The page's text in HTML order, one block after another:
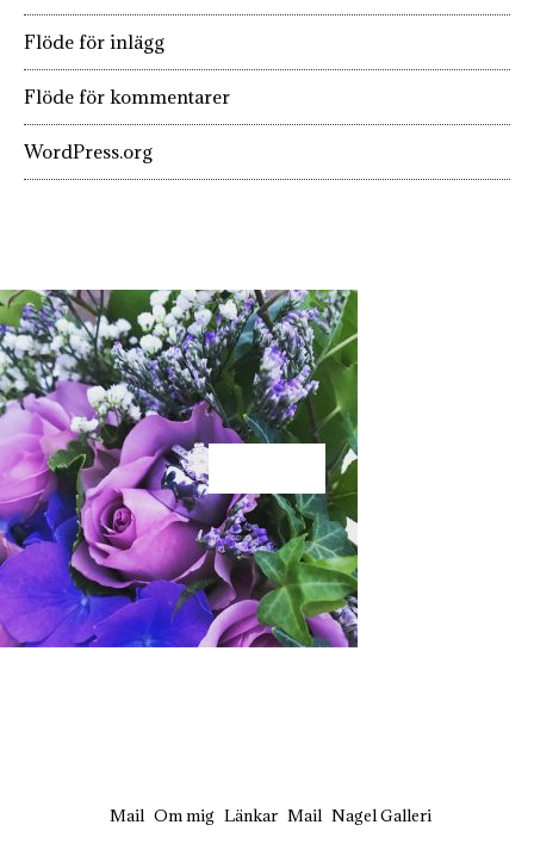
Flöde för inlägg
Flöde för kommentarer
WordPress.org
Mail Om mig Länkar Mail Nagel Galleri